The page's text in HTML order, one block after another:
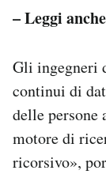
– Leggi
Gli ingegneri
continui di
delle persone
motore di
ricorsivo»,